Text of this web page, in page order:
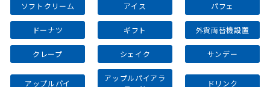
ソフトクリーム アイス パフェ
ドーナツ ギフト 外貨両替機設置
クレープ シェイク サンデー
アップルパイ
アップルパイアラ
ドリンク